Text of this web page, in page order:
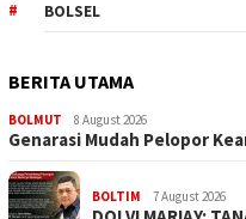
BOLSEL
BERITA UTAMA
BOLMUT 8 August 2026
Genarasi Mudah Pelopor
BOLTIM 7 August 2026